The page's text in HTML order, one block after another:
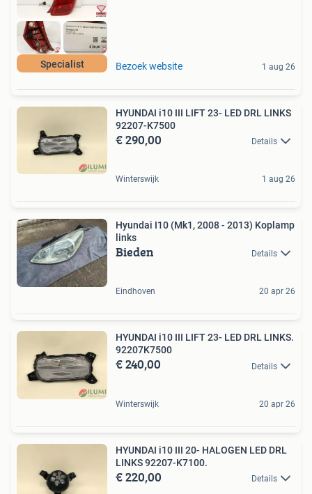
Specialist Bezoek website 1 aug 26
HYUNDAI i10 III LIFT 23- LED DRL LINKS
92207-K7500
€ 290,00 Details
Winterswijk 1 aug 26
Hyundai I10 (Mk1, 2008 - 2013) Koplamp
links
Bieden Details
Eindhoven 20 apr 26
HYUNDAI i10 III LIFT 23- LED DRL LINKS.
92207K7500
€ 240,00 Details
Winterswijk 20 apr 26
HYUNDAI i10 III 20- HALOGEN LED DRL
LINKS 92207-K7100.
€ 220,00 Details